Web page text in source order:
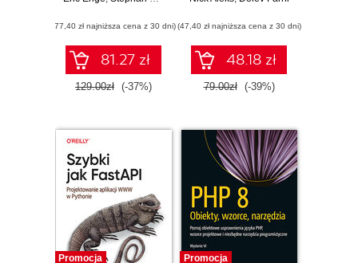
(77,40 zł najniższa cena z 30 dni)
81.27 zł
129.00zł (-37%)
(47,40 zł najniższa cena z 30 dni)
48.18 zł
79.00zł (-39%)
Promocja Promocja